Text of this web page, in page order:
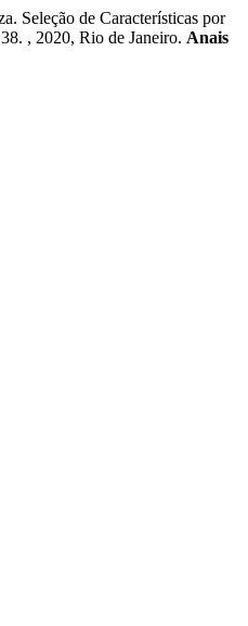
de Características por
, 2020, Rio de Janeiro. Anais